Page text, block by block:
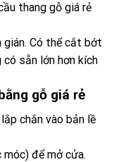
thang gỗ giá rẻ
gián. Có thể cắt bớt
sẵn lớn hơn kích
gỗ giá rẻ
chắn vào bản lề
để mở cửa.